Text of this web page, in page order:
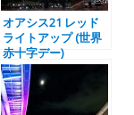
オアシス21 レッド
ライトアップ (世界
赤十字デー)